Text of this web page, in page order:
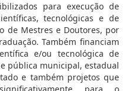
para execução de
tecnológicas e de
de Mestres e Doutores, por
Também financiam
e/ou tecnológica de
pública municipal, estadual
e também projetos que